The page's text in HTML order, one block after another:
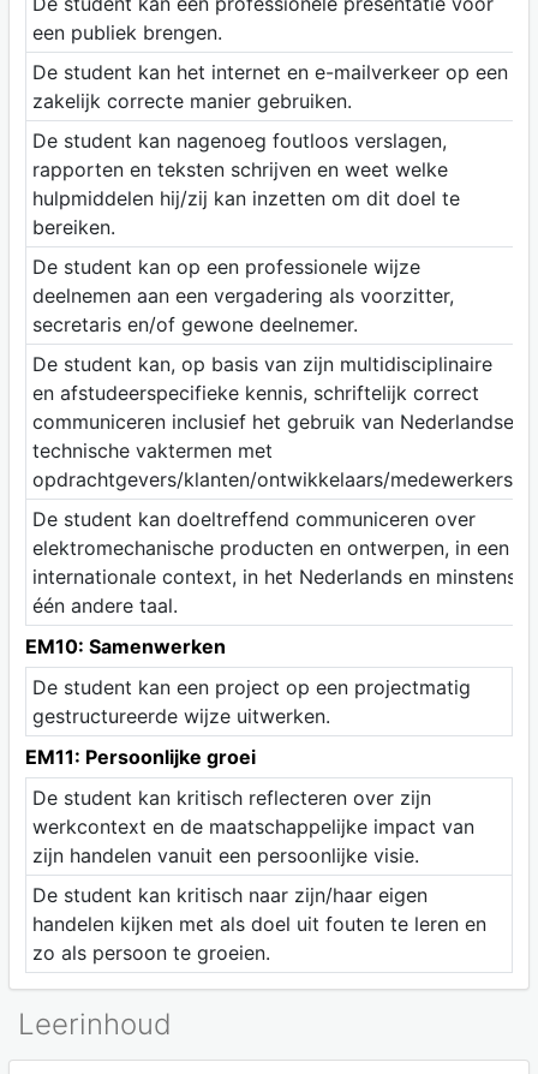
een publiek brengen.
De student kan het internet en e-mailverkeer op een
zakelijk correcte manier gebruiken.
De student kan nagenoeg foutloos verslagen,
rapporten en teksten schrijven en weet welke
hulpmiddelen hij/zij kan inzetten om dit doel te
bereiken.
De student kan op een professionele wijze
deelnemen aan een vergadering als voorzitter,
secretaris en/of gewone deelnemer.
De student kan, op basis van zijn multidisciplinaire
en afstudeerspecifieke kennis, schriftelijk correct
communiceren inclusief het gebruik van Nederlandse
technische vaktermen met
opdrachtgevers/klanten/ontwikkelaars/medewerkers.
De student kan doeltreffend communiceren over
elektromechanische producten en ontwerpen, in een
internationale context, in het Nederlands en minstens
één andere taal.
EM10: Samenwerken
De student kan een project op een projectmatig
gestructureerde wijze uitwerken.
EM11: Persoonlijke groei
De student kan kritisch reflecteren over zijn
werkcontext en de maatschappelijke impact van
zijn handelen vanuit een persoonlijke visie.
De student kan kritisch naar zijn/haar eigen
handelen kijken met als doel uit fouten te leren en
zo als persoon te groeien.
Leerinhoud